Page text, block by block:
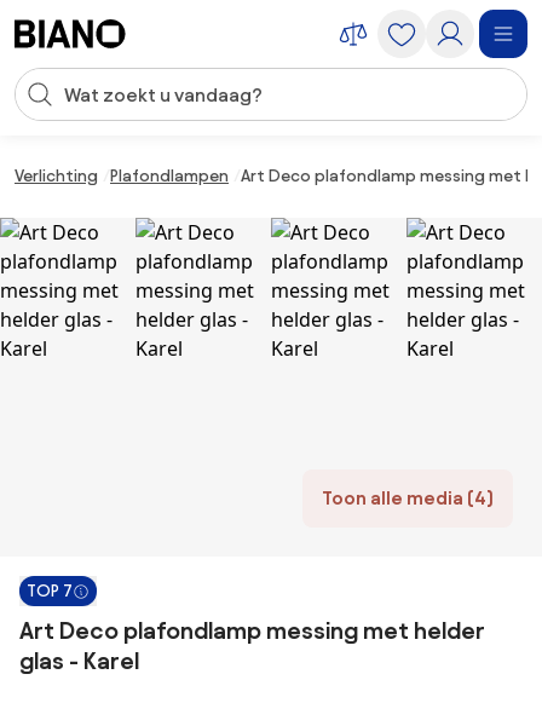
Zoekopdracht invoeren
Verlichting Plafondlampen Art Deco plafondlamp messing met
Toon alle media (4)
TOP 7
Art Deco plafondlamp messing met helder
glas - Karel